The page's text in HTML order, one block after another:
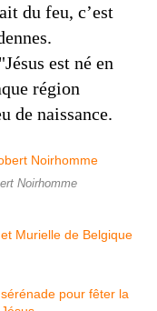
du feu, c’est
est né en
région
de naissance.
Noirhomme